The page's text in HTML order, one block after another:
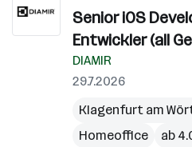
Senior iOS
Entwickler (all
DIAMIR
29.7.2026
Klagenfurt am
Homeoffice
ab